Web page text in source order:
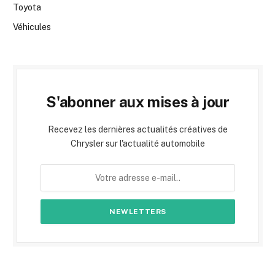
Toyota
Véhicules
S'abonner aux mises à jour
Recevez les dernières actualités créatives de
Chrysler sur l'actualité automobile